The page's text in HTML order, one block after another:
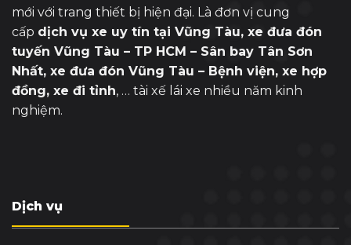
mới với trang thiết bị hiện đại. Là đơn vị cung
cấp dịch vụ xe uy tín tại Vũng Tàu, xe đưa đón
tuyến Vũng Tàu – TP HCM – Sân bay Tân Sơn
Nhất, xe đưa đón Vũng Tàu – Bệnh viện, xe hợp
đồng, xe đi tỉnh, … tài xế lái xe nhiều năm kinh
nghiệm.
Dịch vụ